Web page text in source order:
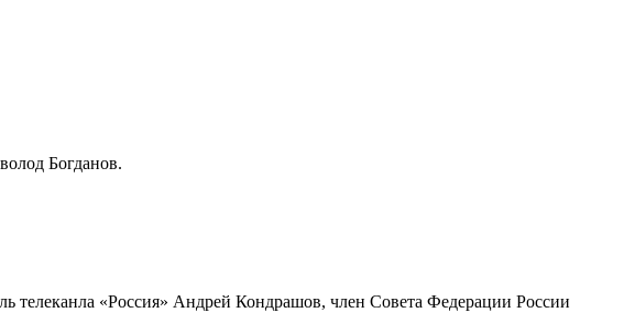
Богданов.
телеканла «Россия» Андрей Кондрашов, член Совета Федерации России